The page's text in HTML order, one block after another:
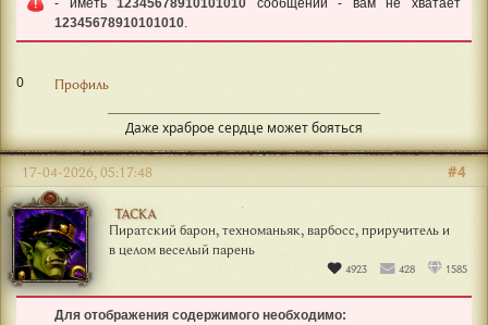
12345678910101010
0 Профиль
Даже храброе сердце может бояться
ТАСКА
Пиратский барон, техноманьяк, варбосс, приручитель и
в целом веселый парень
4923 428 1585
#4
17-04-2026, 05:17:48
Для отображения содержимого необходимо: